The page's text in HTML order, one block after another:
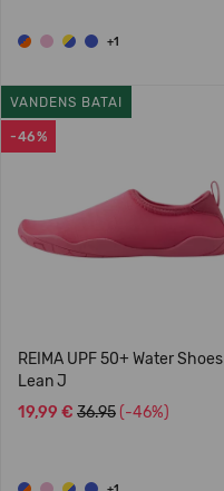
+1
-46%
VANDENS BATAI
REIMA UPF 50+ Water Shoes
Lean J
19,99 € 36.95 (-46%)